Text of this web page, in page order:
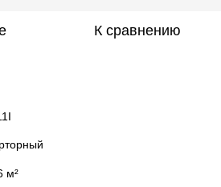
К сравнению
м²